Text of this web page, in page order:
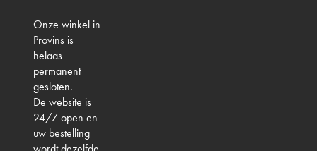
Onze winkel in
Provins is
helaas
permanent
gesloten.
De website is
24/7 open en
uw bestelling